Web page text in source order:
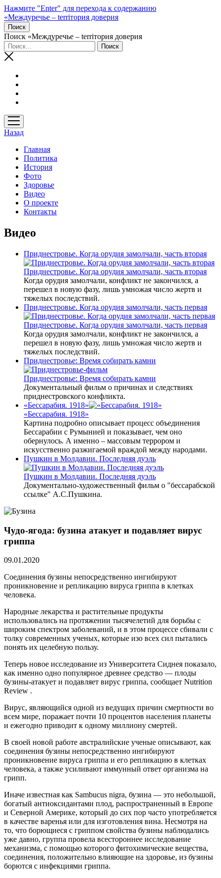
Нажмите "Enter" для перехода к содержанию
«Междуречье – terriтория доверия
Поиск
Поиск «Междуречье – terriтория доверия
открыть
меню
Назад
Главная
Политика
История
Фото
Здоровье
Видео
О проекте
Контакты
Видео
Приднестровье. Когда орудия замолчали, часть вторая
Приднестровье. Когда орудия замолчали, часть вторая
Когда орудия замолчали, конфликт не закончился, а
перешел в новую фазу, лишь умножая число жертв и
тяжелых последствий.
Приднестровье. Когда орудия замолчали, часть первая
Приднестровье. Когда орудия замолчали, часть первая
Когда орудия замолчали, конфликт не закончился, а
перешел в новую фазу, лишь умножая число жертв и
тяжелых последствий.
Приднестровье: Время собирать камни
Приднестровье: Время собирать камни
Документальный фильм о причинах и следствиях
приднестровского конфликта.
«Бессарабия. 1918»
«Бессарабия. 1918»
Картина подробно описывает процесс объединения
Бессарабии с Румынией и показывает, чем оно
обернулось. А именно – массовым террором и
искусственно разжигаемой враждой между народами.
Пушкин в Молдавии. Последняя дуэль
Пушкин в Молдавии. Последняя дуэль
Документально-художественный фильм о "бессарабской
ссылке" А.С.Пушкина.
Чудо-ягода: бузина атакует и подавляет вирус
гриппа
09.01.2020
Соединения бузины непосредственно ингибируют
проникновение и репликацию вируса гриппа в клетках
человека.
Народные лекарства и растительные продукты
использовались на протяжении тысячелетий для борьбы с
широким спектром заболеваний, и в этом процессе сбивали с
толку современных ученых, которые изо всех сил пытались
понять их целебную пользу.
Теперь новое исследование из Университета Сиднея показало,
как именно одно популярное древнее средство — плоды
бузины-атакует и подавляет вирус гриппа, сообщает Nutrition
Review .
Вирус, являющийся одной из ведущих причин смертности во
всем мире, поражает почти 10 процентов населения планеты
и ежегодно приводит к одному миллиону смертей.
В своей новой работе австралийские ученые описывают, как
соединения бузины непосредственно ингибируют
проникновение вируса гриппа и его репликацию в клетках
человека, а также усиливают иммунный ответ организма на
грипп.
Иначе известная как Sambucus nigra, бузина — это небольшой,
богатый антиоксидантами плод, распространенный в Европе
и Северной Америке, который до сих пор часто употребляется
в качестве варенья или для изготовления вина. Несмотря на
то, что борющиеся с гриппом свойства бузины наблюдались
уже давно, группа провела всестороннее исследование
механизма, с помощью которого фитохимические вещества,
соединения, положительно влияющие на здоровье, из бузины
борются с инфекциями гриппа.